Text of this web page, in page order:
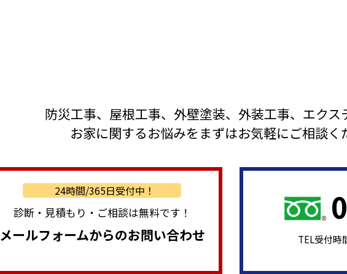
防災工事、屋根工事、外壁塗装、外装工事、 エクス
お家に関するお悩みをまずはお気軽にご相談く
24時間/365日受付中！
診断・見積もり・ご相談は無料です！
メールフォームからのお問い合わせ TEL受付時